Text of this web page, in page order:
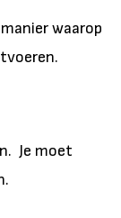
waarop
Je moet